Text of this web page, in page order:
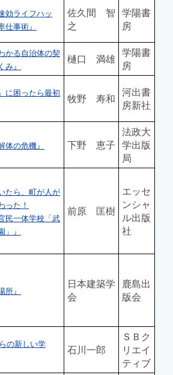
効ライフハッ
事術』
佐久間 智
之
学陽書
房
かる自治体の契
』
樋口 満雄 学陽書
房
に困ったら最初
牧野 寿和 河出書
房新社
体の危機』 下野 恵子
法政大
学出版
局
たら、町が人が
った！
民一体学校「武
』
前原 匡樹
エッセ
ンシャ
ル出版
社
所』
日本建築学
会
鹿島出
版会
の新しい学
石川一郎
ＳＢク
リエイ
ティブ